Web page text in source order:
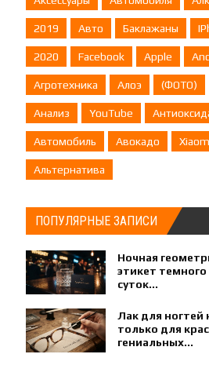
2019 Авто Баклажаны
2020 Facebook Apple
Агротехника Алоэ (ФОТО)
Анализ YouTube
Автомобиль Авокадо
Альтернатива
ПОПУЛЯРНЫЕ ЗАПИСИ
Ночная
этикет
суток...
Лак для ногтей
только для
гениальных...